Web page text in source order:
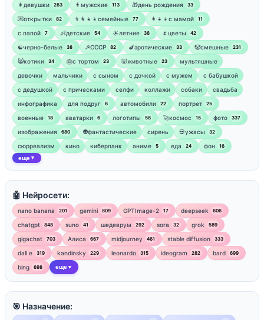
👩девушки 263 👨мужские 113 🎁день рождения 33
💌открытки 82 👨‍👩‍👧‍👦семейные 77 👩‍👧‍👦с мамой 11
‍с папой 7 👶детские 54 ☀️летние 38 🌷цветы 42
☯︎черно-белые 38 ☭СССР 82 🍆эротические 33 🤡смешные 231
😸котики 34 🎂с тортом 23 🐷животные 23
мультяшные
девочки
мальчики с сыном с дочкой с мужем
с бабушкой
с дедушкой
с прическами селфи коллажи собаки
свадьба
инфографика
для подруг 6 автомобили 22 портрет 25
военные 18 аватарки 6 логотипы 58 🚀космос 15 фото 337
изображения 680 👽фантастические сирень 💀ужасы 32
сюрреализм кино киберпанк аниме 5 еда 24 фон 16
еще ▼
🤖 Нейросети:
nano banana 201 gemini 809 GPTImage-2 17 deepseek 606
chatgpt 848 suno 41 шедеврум 292 sora 32 grok 589
gigachat 703 Алиса 667 midjourney 461 stable diffusion 333
dall e 319 kandinsky 229 leonardo 315 ideogram 282 bard 699
bing 698 еще ▼
🎯 Назначение: